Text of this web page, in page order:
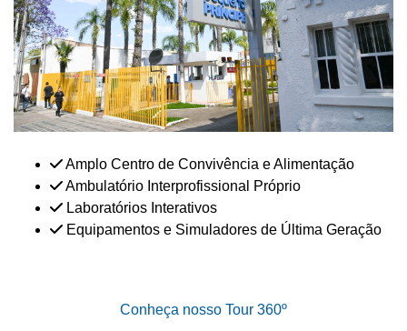
Amplo Centro de Convivência e Alimentação
Ambulatório Interprofissional Próprio
Laboratórios Interativos
Equipamentos e Simuladores de Última Geração
Conheça nosso Tour 360º